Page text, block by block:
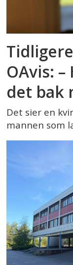
OAvis:
det bak
Det sier en
mannen som